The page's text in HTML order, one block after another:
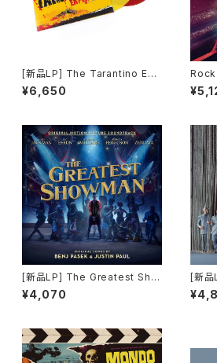
[新品LP] The Tarantino Exp
erience
¥6,650
e
[新品LP] The Greatest Sho
wman / グレイテスト・ショーマ
ン
¥4,070
[新
y / ア